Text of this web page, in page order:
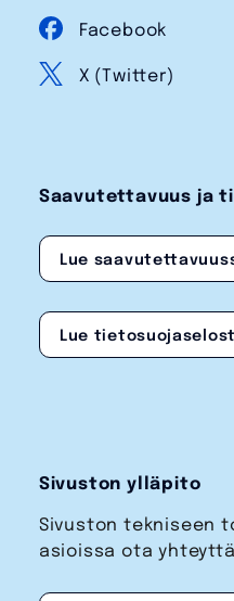
Facebook
X (Twitter)
Saavutettavuus ja
Lue
Lue
Sivuston ylläpito
Sivuston tekniseen
asioissa ota